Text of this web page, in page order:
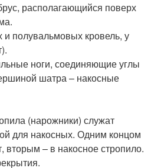
располагающийся поверх
полувальмовых кровель, у
ноги, соединяющие углы
шатра – накосные
(нарожники) служат
для накосных. Одним концом
вторым – в накосное стропило.